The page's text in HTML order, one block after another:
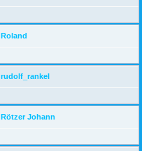
Roland
rudolf_rankel
Rötzer Johann